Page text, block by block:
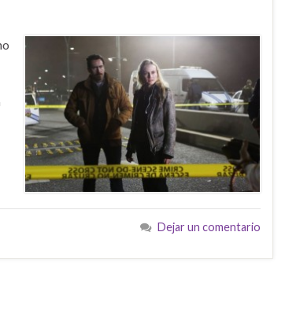
Dejar un comentario